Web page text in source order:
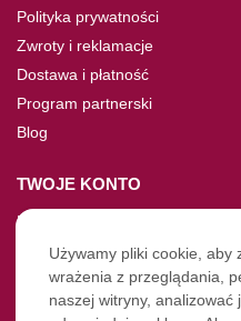
Polityka prywatności
Zwroty i reklamacje
Dostawa i płatność
Program partnerski
Blog
TWOJE KONTO
Moje konto
Nie pamiętasz hasła?
Twoje zamówienia
Używamy pliki cookie, aby
wrażenia z przeglądania,
naszej witryny, analizować